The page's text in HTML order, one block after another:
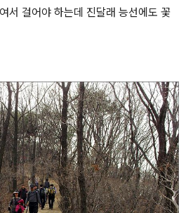
서 걸어야 하는데 진달래 능선에도 꽃